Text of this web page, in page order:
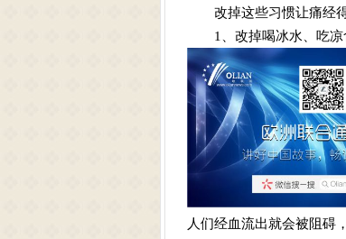
改掉这些习惯让痛经
1、改掉喝冰水、吃凉
人们经血流出就会被阻碍